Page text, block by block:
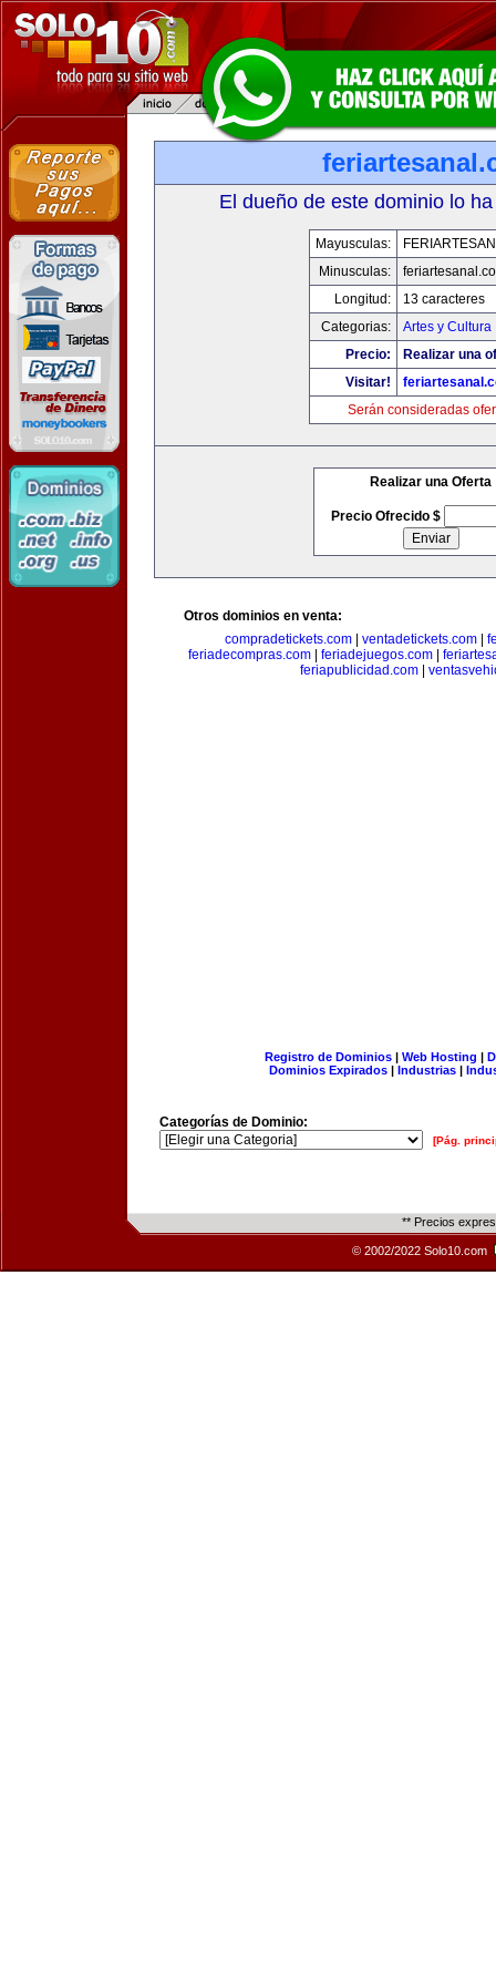
El dueño de este dominio lo
Mayusculas:
Minusculas:
Longitud:
13 caracteres
Categorias:
Artes y Cultura
Precio:
Realizar una
Visitar!
Serán consideradas
Realizar una Oferta
Precio Ofrecido $
Otros dominios en venta:
compradetickets.com| ventadetickets.com|
feriadecompras.com| feriadejuegos.com|
feriapublicidad.com
Registro de Dominios| Web Hosting |
Dominios Expirados | Industrias |
Categorías de Dominio:
[Pág.
** Precios
© 2002/2022 Solo10.com